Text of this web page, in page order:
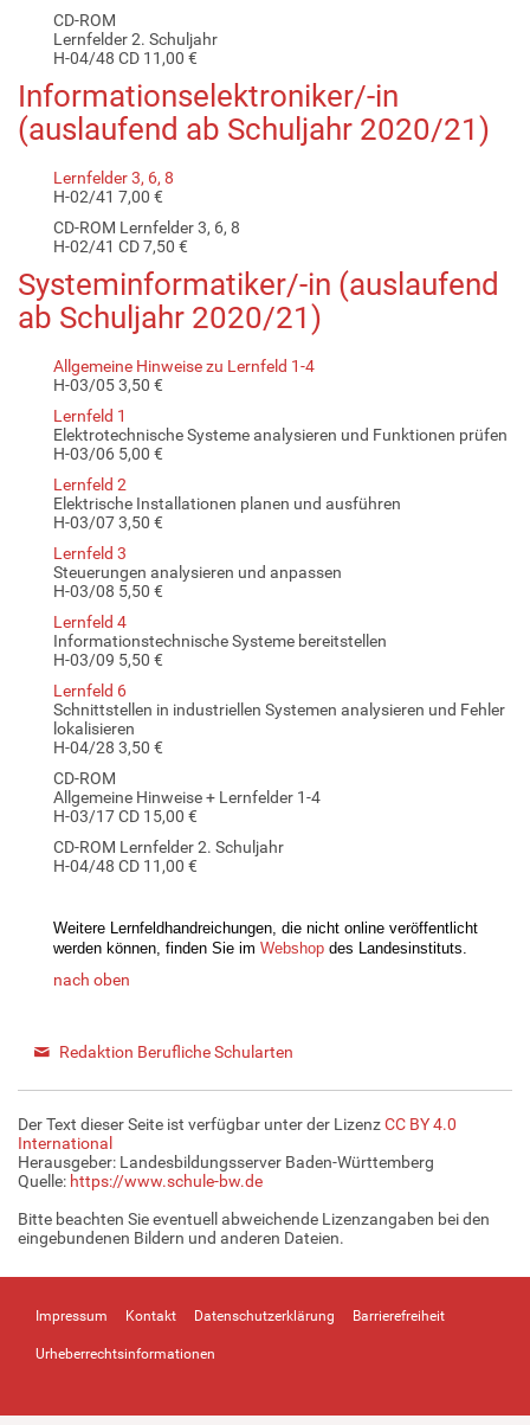
CD-ROM
Lernfelder 2. Schuljahr
H-04/48 CD 11,00 €
Informationselektroniker/-in
(auslaufend ab Schuljahr 2020/21)
Lernfelder 3, 6, 8
H-02/41 7,00 €
CD-ROM Lernfelder 3, 6, 8
H-02/41 CD 7,50 €
Systeminformatiker/-in (auslaufend
ab Schuljahr 2020/21)
Allgemeine Hinweise zu Lernfeld 1-4
H-03/05 3,50 €
Lernfeld 1
Elektrotechnische Systeme analysieren und Funktionen prüfen
H-03/06 5,00 €
Lernfeld 2
Elektrische Installationen planen und ausführen
H-03/07 3,50 €
Lernfeld 3
Steuerungen analysieren und anpassen
H-03/08 5,50 €
Lernfeld 4
Informationstechnische Systeme bereitstellen
H-03/09 5,50 €
Lernfeld 6
Schnittstellen in industriellen Systemen analysieren und Fehler
lokalisieren
H-04/28 3,50 €
CD-ROM
Allgemeine Hinweise + Lernfelder 1-4
H-03/17 CD 15,00 €
CD-ROM Lernfelder 2. Schuljahr
H-04/48 CD 11,00 €
Weitere Lernfeldhandreichungen, die nicht online veröffentlicht
werden können, finden Sie im Webshop des Landesinstituts.
nach oben
Redaktion Berufliche Schularten
Der Text dieser Seite ist verfügbar unter der LizenzCC BY 4.0
International
Herausgeber: Landesbildungsserver Baden-Württemberg
Quelle: https://www.schule-bw.de
Bitte beachten Sie eventuell abweichende Lizenzangaben bei den
eingebundenen Bildern und anderen Dateien.
Impressum Kontakt Datenschutzerklärung Barrierefreiheit
Urheberrechtsinformationen